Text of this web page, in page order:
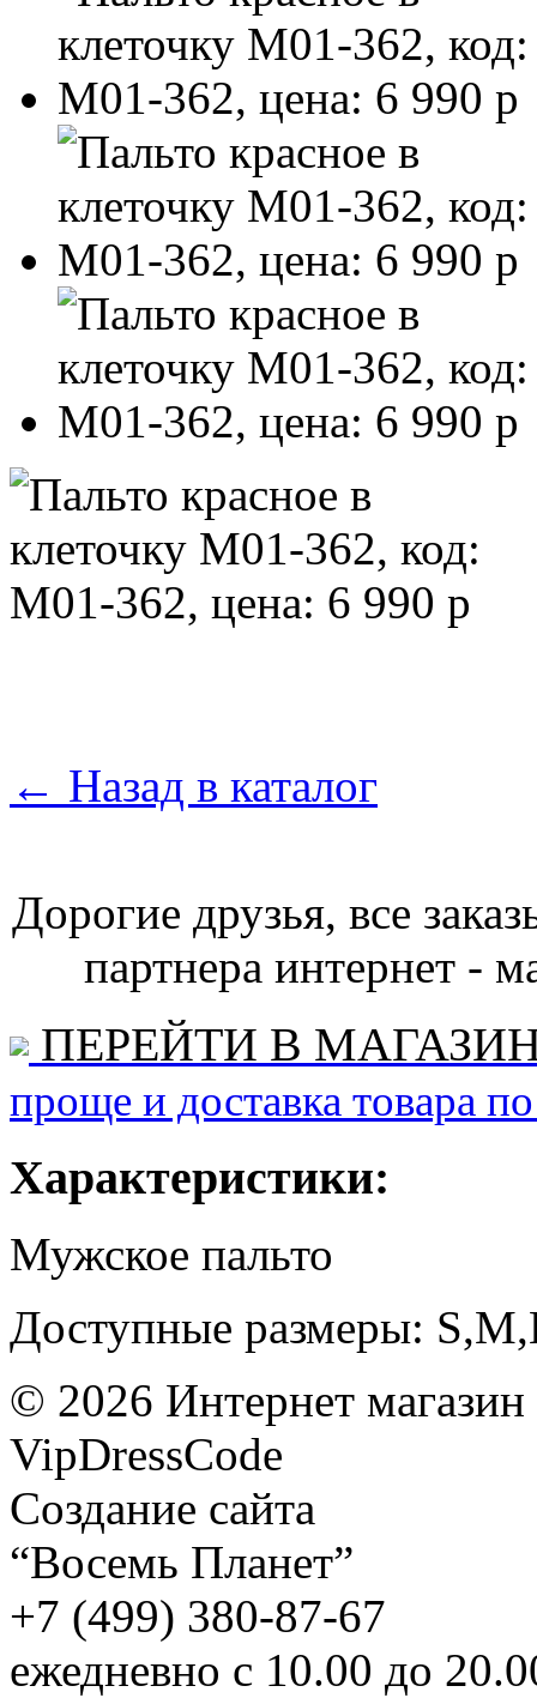
← Назад в каталог
Дорогие друзья, все
партнера интернет -
ПЕРЕЙТИ В
проще и доставка товара
Характеристики:
Мужское пальто
Доступные размеры:
© 2026 Интернет магазин
VipDressCode
Создание сайта
“Восемь Планет”
+7 (499) 380-87-67
ежедневно с 10.00 до